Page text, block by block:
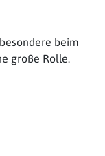
beim
große Rolle.